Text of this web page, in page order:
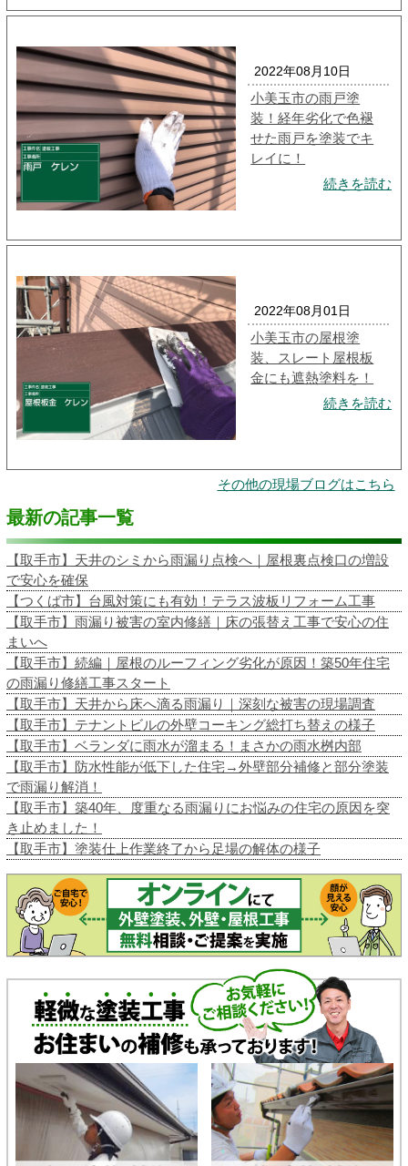
2022年08月10日
小美玉市の雨戸塗
装！経年劣化で色褪
せた雨戸を塗装でキ
レイに！
続きを読む
2022年08月01日
小美玉市の屋根塗
装、スレート屋根板
金にも遮熱塗料を！
続きを読む
その他の現場ブログはこちら
最新の記事一覧
【取手市】天井のシミから雨漏り点検へ｜屋根裏点検口の増設
で安心を確保
【つくば市】台風対策にも有効！テラス波板リフォーム工事
【取手市】雨漏り被害の室内修繕｜床の張替え工事で安心の住
まいへ
【取手市】続編｜屋根のルーフィング劣化が原因！築50年住宅
の雨漏り修繕工事スタート
【取手市】天井から床へ滴る雨漏り｜深刻な被害の現場調査
【取手市】テナントビルの外壁コーキング総打ち替えの様子
【取手市】ベランダに雨水が溜まる！まさかの雨水桝内部
【取手市】防水性能が低下した住宅→外壁部分補修と部分塗装
で雨漏り解消！
【取手市】築40年、度重なる雨漏りにお悩みの住宅の原因を突
き止めました！
【取手市】塗装仕上作業終了から足場の解体の様子